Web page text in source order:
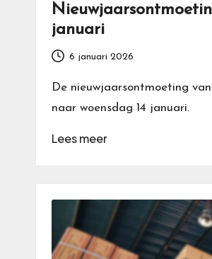
januari
6 januari 2026
De nieuwjaarsontmoeting
naar woensdag 14 januari.
Lees meer